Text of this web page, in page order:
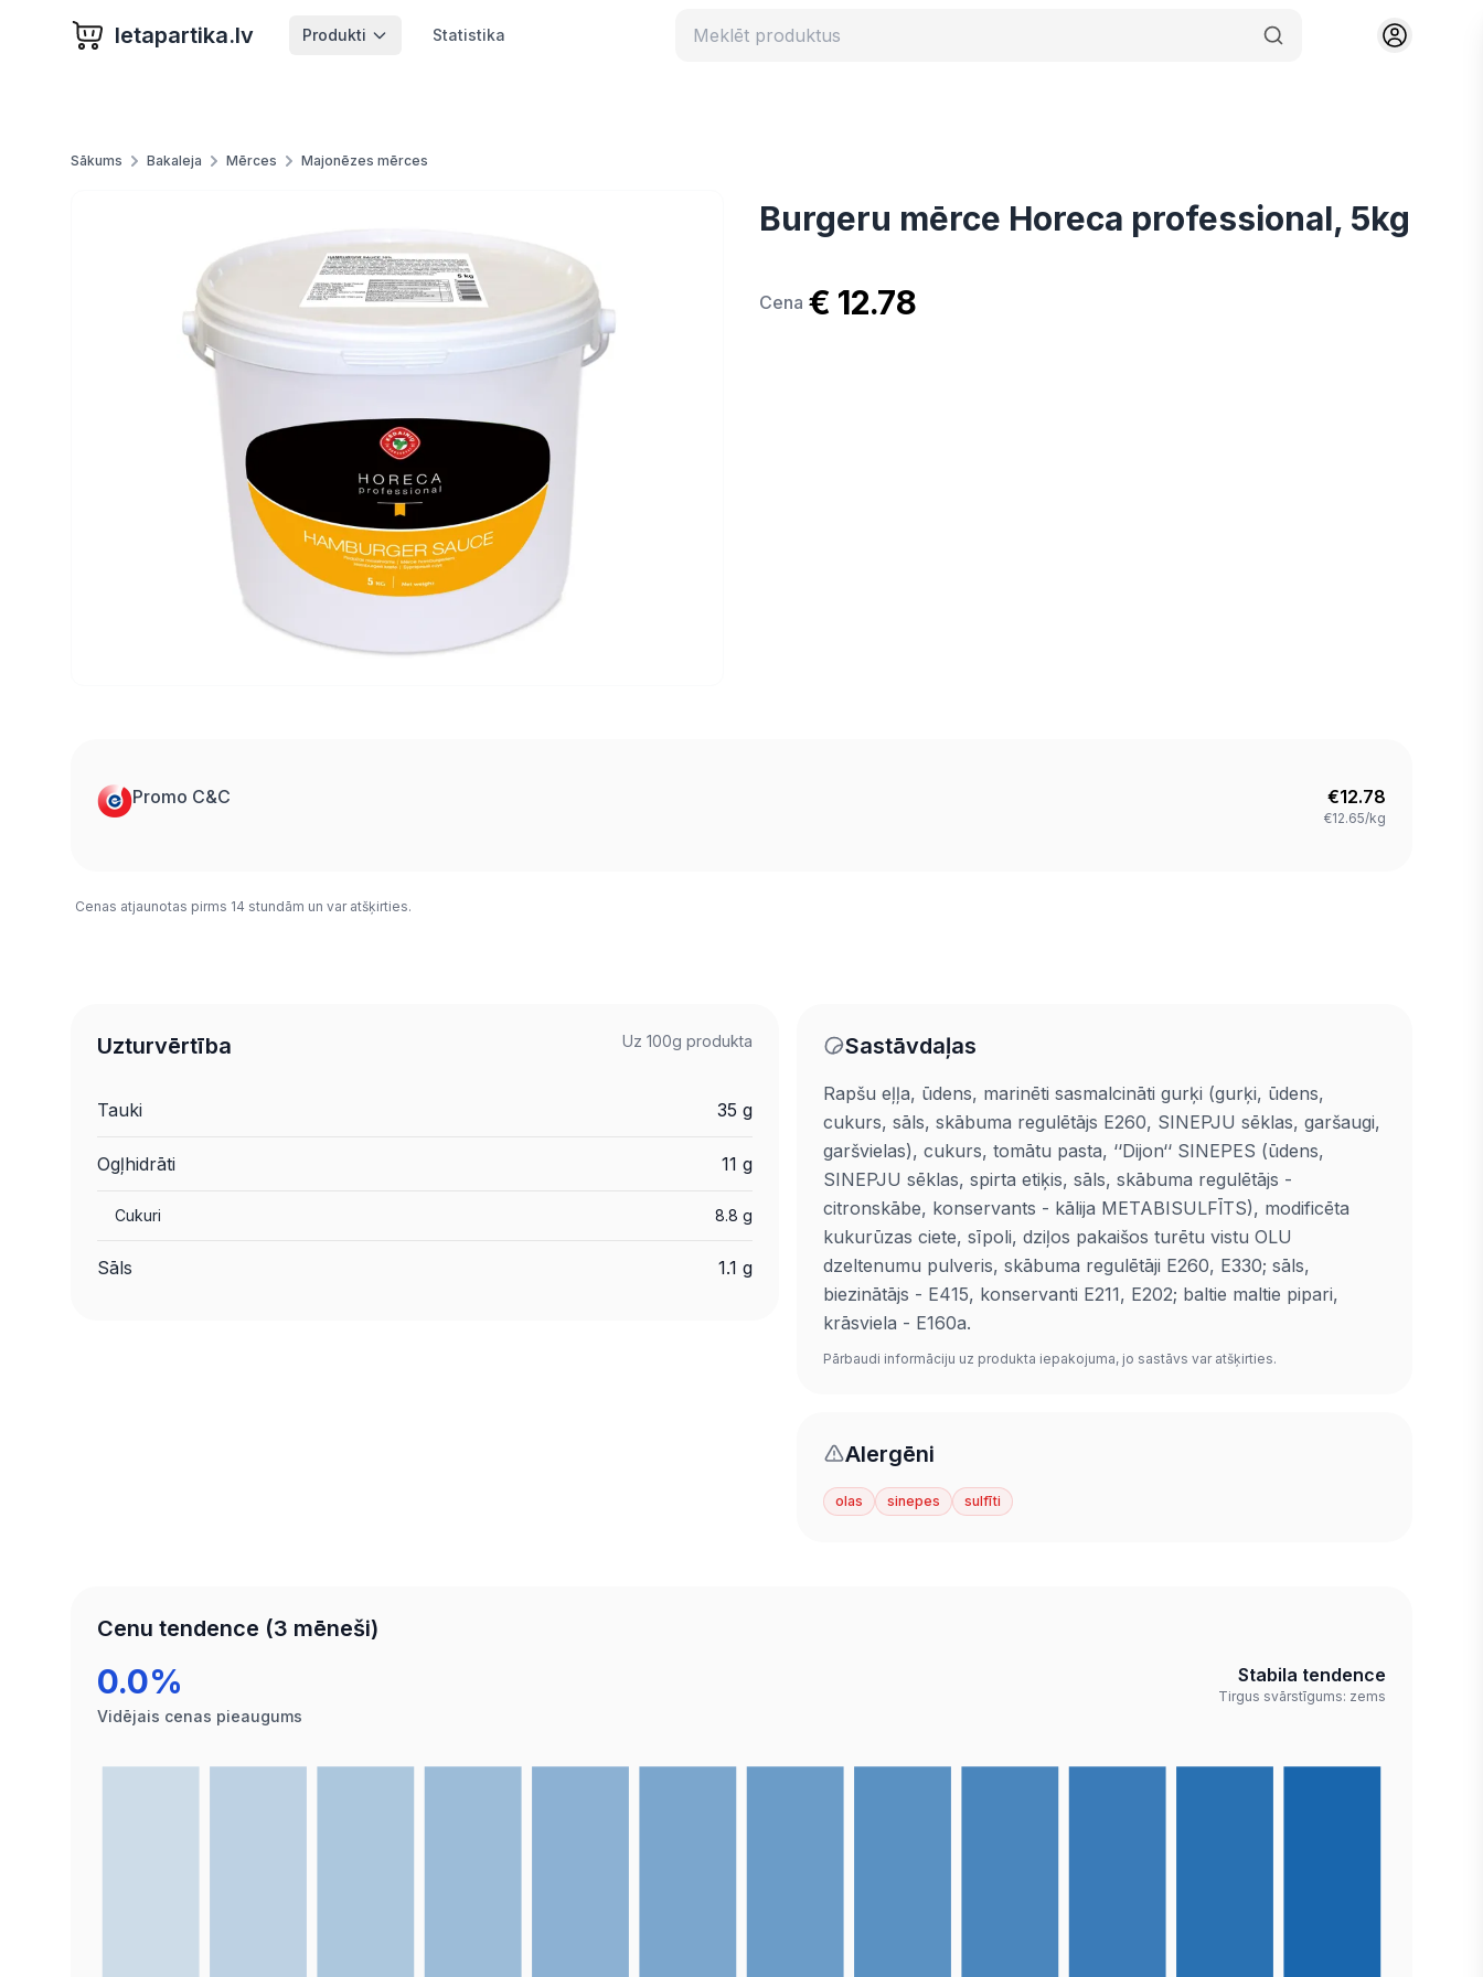
letapartika.lv Produkti Statistika
Sākums Bakaleja Mērces Majonēzes mērces
Burgeru mērce Horeca professional, 5kg
Cena € 12.78
Promo C&C €12.78
€12.65/kg
Cenas atjaunotas pirms 14 stundām un var atšķirties.
Uzturvērtība Uz 100g produkta
Tauki 35 g
Ogļhidrāti 11 g
Cukuri 8.8 g
Sāls 1.1 g
Sastāvdaļas
Rapšu eļļa, ūdens, marinēti sasmalcināti gurķi (gurķi, ūdens,
cukurs, sāls, skābuma regulētājs E260, SINEPJU sēklas, garšaugi,
garšvielas), cukurs, tomātu pasta, ‘‘Dijon‘‘ SINEPES (ūdens,
SINEPJU sēklas, spirta etiķis, sāls, skābuma regulētājs -
citronskābe, konservants - kālija METABISULFĪTS), modificēta
kukurūzas ciete, sīpoli, dziļos pakaišos turētu vistu OLU
dzeltenumu pulveris, skābuma regulētāji E260, E330; sāls,
biezinātājs - E415, konservanti E211, E202; baltie maltie pipari,
krāsviela - E160a.
Pārbaudi informāciju uz produkta iepakojuma, jo sastāvs var atšķirties.
Alergēni
olas sinepes sulfīti
Cenu tendence (3 mēneši)
0.0%
Vidējais cenas pieaugums
Stabila tendence
Tirgus svārstīgums: zems